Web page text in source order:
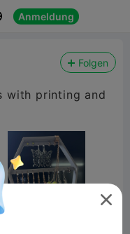
Anmeldung
Folgen
with printing and
